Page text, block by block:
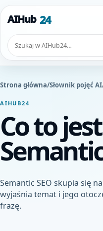
Przejdź do treści
AIHub 24
Szukaj
Strona główna/Słownik pojęć AI
AIHUB24
Co to jest
Semantic SEO skupia się
wyjaśnia temat i jego
frazę.